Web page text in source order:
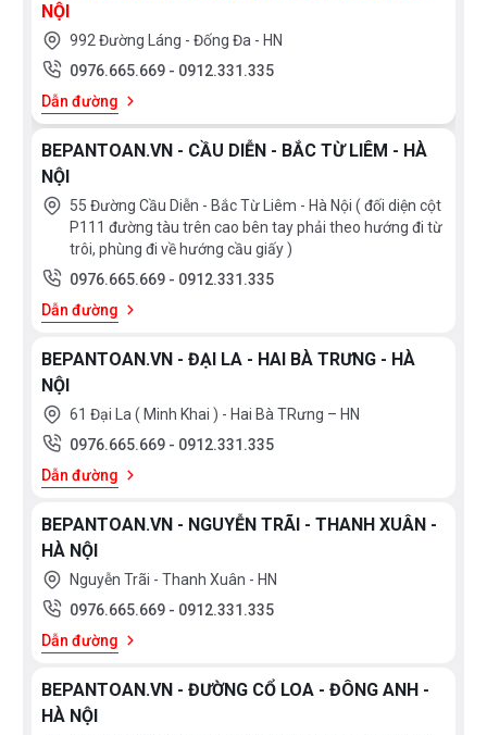
NỘI
992 Đường Láng - Đống Đa - HN
0976.665.669 - 0912.331.335
Dẫn đường
BEPANTOAN.VN - CẦU DIỄN - BẮC TỪ LIÊM - HÀ
NỘI
55 Đường Cầu Diễn - Bắc Từ Liêm - Hà Nội ( đối diện cột
P111 đường tàu trên cao bên tay phải theo hướng đi từ
trôi, phùng đi về hướng cầu giấy )
0976.665.669 - 0912.331.335
Dẫn đường
BEPANTOAN.VN - ĐẠI LA - HAI BÀ TRƯNG - HÀ
NỘI
61 Đại La ( Minh Khai ) - Hai Bà TRưng – HN
0976.665.669 - 0912.331.335
Dẫn đường
BEPANTOAN.VN - NGUYỄN TRÃI - THANH XUÂN -
HÀ NỘI
Nguyễn Trãi - Thanh Xuân - HN
0976.665.669 - 0912.331.335
Dẫn đường
BEPANTOAN.VN - ĐƯỜNG CỔ LOA - ĐÔNG ANH -
HÀ NỘI